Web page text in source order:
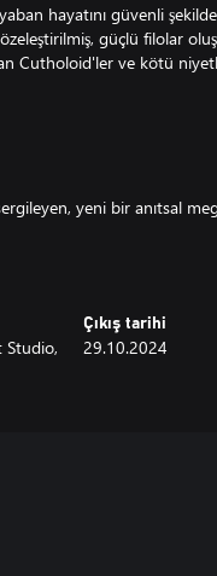
hayatını güvenli
güçlü filolar
Cutholoid'ler ve kötü
yeni bir anıtsal
var!)
geliştir ve özel filolar inşa et.
Studio,
Çıkış tarihi
29.10.2024